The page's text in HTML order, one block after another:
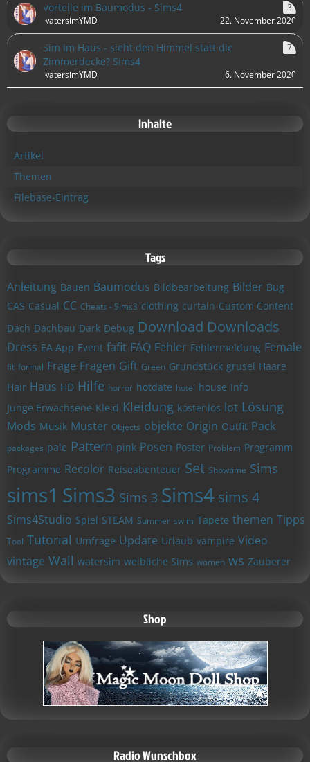
Vorteile im Baumodus - Sims4
3
watersimYMD
22. November 2020
Sim im Haus - sieht den Himmel statt die
Zimmerdecke? Sims4
7
watersimYMD 6. November 2020
Inhalte
Artikel
Themen
Filebase-Eintrag
Tags
Anleitung Bauen Baumodus Bildbearbeitung Bilder Bug
CAS Casual CC Cheats - Sims3 clothing curtain Custom Content
Dach Dachbau Dark Debug Download Downloads
Dress EA App Event fafit FAQ Fehler Fehlermeldung Female
fit formal Frage Fragen Gift Green Grundstück grusel Haare
Hair Haus HD Hilfe horror hotdate hotel house Info
Junge Erwachsene Kleid Kleidung kostenlos lot Lösung
Mods Musik Muster Objects objekte Origin Outfit Pack
packages pale Pattern pink Posen Poster Problem Programm
Programme Recolor Reiseabenteuer Set Showtime Sims
sims1 Sims3 Sims 3 Sims4 sims 4
Sims4Studio Spiel STEAM Summer swim Tapete themen Tipps
Tool Tutorial Umfrage Update Urlaub vampire Video
vintage Wall watersim weibliche Sims women ws Zauberer
Shop
Radio Wunschbox